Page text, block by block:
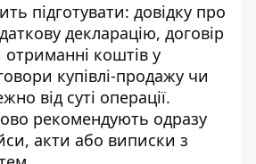
підготувати: довідку про
декларацію, договір
коштів у
купівлі-продажу чи
від суті операції.
рекомендують одразу
акти або виписки з